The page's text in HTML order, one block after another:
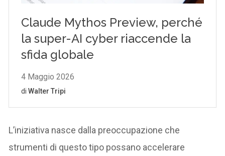
L’iniziativa nasce dalla preoccupazione che
strumenti di questo tipo possano accelerare